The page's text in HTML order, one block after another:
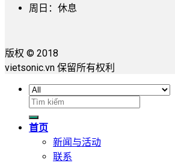
周日：休息
版权 © 2018
vietsonic.vn 保留所有权利
搜
索：
首页
新闻与活动
联系